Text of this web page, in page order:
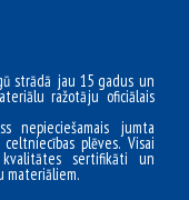
strādā jau 15 gadus un
ražotāju oficiālais
nepieciešamais jumta
plēves. Visai
sertifikāti un
materiāliem.